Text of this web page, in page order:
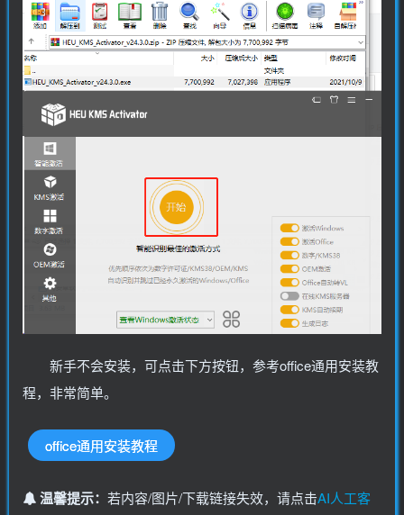
新手不会安装，可点击下方按钮，参考office通用安装教
程，非常简单。
office通用安装教程
温馨提示： 若内容/图片/下载链接失效，请点击AI人工客